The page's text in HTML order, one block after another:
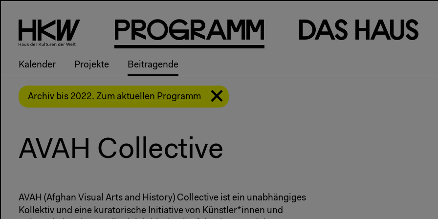
PRog Ram m
Kalender Projekte Beitragende
Das Haus
Archiv bis 2022. Zum aktuellen Programm
AVAH Collective
AVAH (Afghan Visual Arts and History) Collective ist ein unabhängiges
Kollektiv und eine kuratorische Initiative von Künstler*innen und